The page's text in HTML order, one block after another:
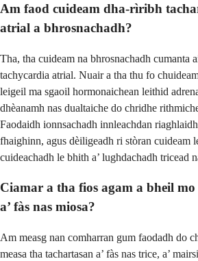
Am faod cuideam dha-rìribh
atrial a bhrosnachadh?
Tha, tha cuideam na bhrosnachadh cumanta
tachycardia atrial. Nuair a tha thu fo
leigeil ma sgaoil hormonaichean leithid
dhèanamh nas dualtaiche do chridhe
Faodaidh ionnsachadh innleachdan
fhaighinn, agus dèiligeadh ri stòran cuideam
cuideachadh le bhith a’ lughdachadh tricead
Ciamar a tha fios agam a bheil
a’ fàs nas miosa?
Am measg nan comharran gum faodadh do
measa tha tachartasan a’ fàs nas trice, a’